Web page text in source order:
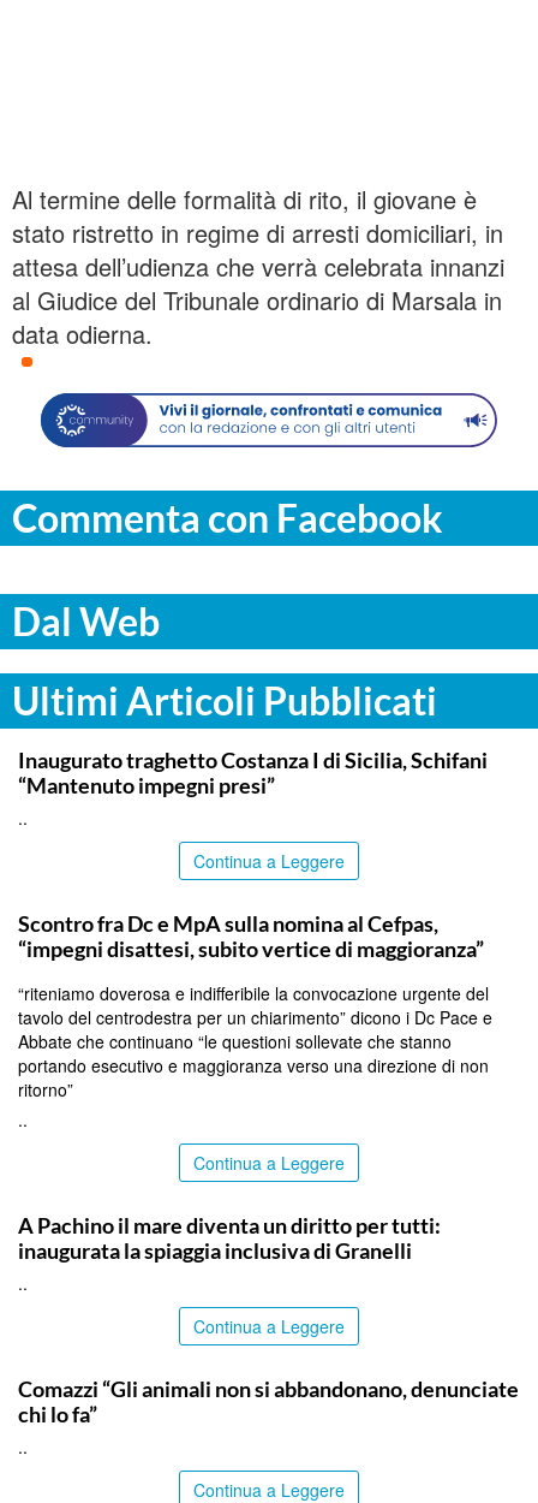
Al termine delle formalità di rito, il giovane è
stato ristretto in regime di arresti domiciliari, in
attesa dell’udienza che verrà celebrata innanzi
al Giudice del Tribunale ordinario di Marsala in
data odierna.
Commenta con Facebook
Dal Web
Ultimi Articoli Pubblicati
ITALPRESS
Inaugurato traghetto Costanza I di Sicilia, Schifani
“Mantenuto impegni presi”
..
Continua a Leggere
Scontro fra Dc e MpA sulla nomina al Cefpas,
“impegni disattesi, subito vertice di maggioranza”
“riteniamo doverosa e indifferibile la convocazione urgente del
tavolo del centrodestra per un chiarimento” dicono i Dc Pace e
Abbate che continuano “le questioni sollevate che stanno
portando esecutivo e maggioranza verso una direzione di non
ritorno”
..
Continua a Leggere
A Pachino il mare diventa un diritto per tutti:
inaugurata la spiaggia inclusiva di Granelli
..
Continua a Leggere
Comazzi “Gli animali non si abbandonano, denunciate
chi lo fa”
..
Continua a Leggere